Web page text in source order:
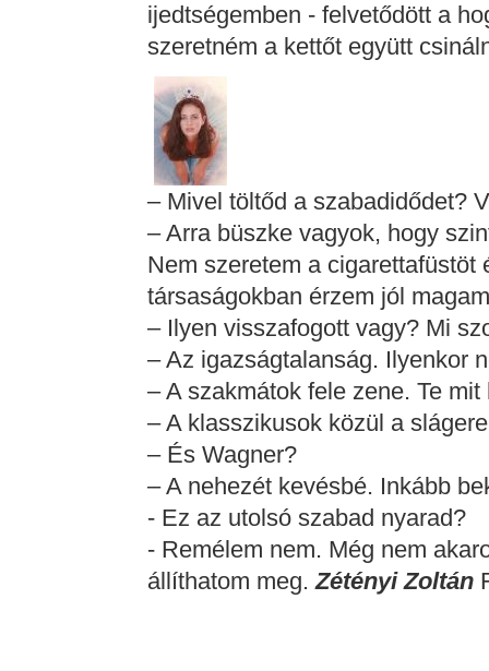
ijedtségemben - felvetődött a
szeretném a kettőt együtt
– Mivel töltőd a szabadidődet?
– Arra büszke vagyok, hogy
Nem szeretem a cigarettafüstöt
társaságokban érzem jól
– Ilyen visszafogott vagy? Mi
– Az igazságtalanság. Ilyenkor
– A szakmátok fele zene. Te
– A klasszikusok közül a
– És Wagner?
– A nehezét kevésbé. Inkább
- Ez az utolsó szabad nyarad?
- Remélem nem. Még nem
állíthatom meg.Zétényi Zoltán